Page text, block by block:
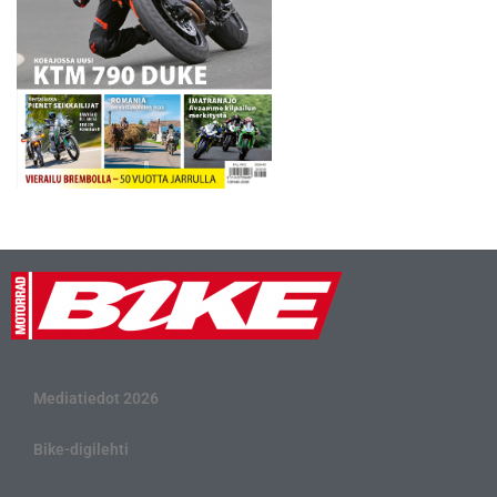
Mediatiedot 2026
Bike-digilehti